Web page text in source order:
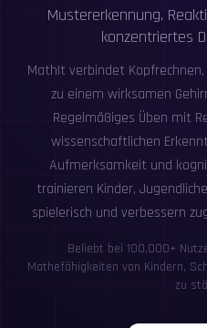
Mustererkennung,
konzentriertes
MathIt verbindet
zu einem wirksamen
Regelmäßiges Üben mit
wissenschaftlichen
Aufmerksamkeit und
trainieren Kinder,
spielerisch und verbessern
Beliebt bei 100,000+
Mathefähigkeiten von Kindern,
zu